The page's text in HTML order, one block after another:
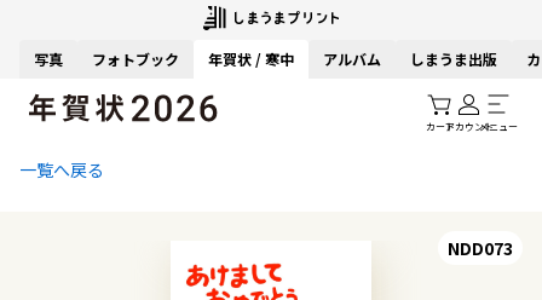
写真 フォトブック 年賀状 / 寒中 アルバム しまうま出版
カートアカウントメニュー
一覧へ戻る
NDD073